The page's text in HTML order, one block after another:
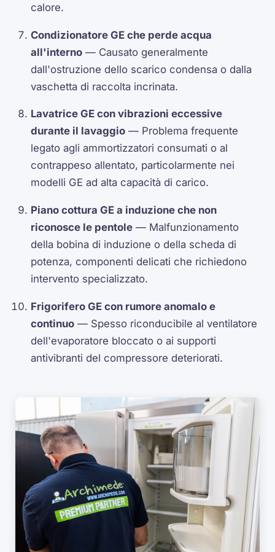
calore.
Condizionatore GE che perde acqua
all'interno — Causato generalmente
dall'ostruzione dello scarico condensa o dalla
vaschetta di raccolta incrinata.
Lavatrice GE con vibrazioni eccessive
durante il lavaggio — Problema frequente
legato agli ammortizzatori consumati o al
contrappeso allentato, particolarmente nei
modelli GE ad alta capacità di carico.
Piano cottura GE a induzione che non
riconosce le pentole — Malfunzionamento
della bobina di induzione o della scheda di
potenza, componenti delicati che richiedono
intervento specializzato.
Frigorifero GE con rumore anomalo e
continuo — Spesso riconducibile al ventilatore
dell'evaporatore bloccato o ai supporti
antivibranti del compressore deteriorati.